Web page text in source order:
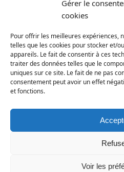
Gérer le
cookies
Pour offrir les meilleures expériences,
telles que les cookies pour stocker et/
appareils. Le fait de consentir à ces
traiter des données telles que le
uniques sur ce site. Le fait de ne pas
consentement peut avoir un effet
et fonctions.
Voir les
Inscrivez-vous à la
Vous recevrez
du SRI.